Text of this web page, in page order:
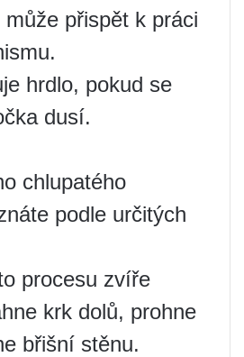
přispět k práci
hrdlo, pokud se
dusí.
chlupatého
podle určitých
procesu zvíře
krk dolů, prohne
břišní stěnu.